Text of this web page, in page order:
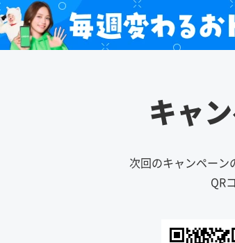
キャ
次回のキャンペーン
QR